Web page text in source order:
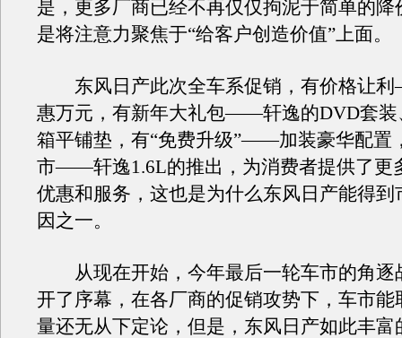
是，更多厂商已经不再仅仅拘泥于简单的降
是将注意力聚焦于“给客户创造价值”上面。
东风日产此次全车系促销，有价格让
惠万元，有新年大礼包——轩逸的DVD套装
箱平铺垫，有“免费升级”——加装豪华配置
市——轩逸1.6L的推出，为消费者提供了更
优惠和服务，这也是为什么东风日产能得到
因之一。
从现在开始，今年最后一轮车市的角逐
开了序幕，在各厂商的促销攻势下，车市能
量还无从下定论，但是，东风日产如此丰富